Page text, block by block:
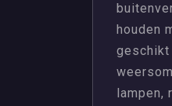
houden
geschikt
lampen,